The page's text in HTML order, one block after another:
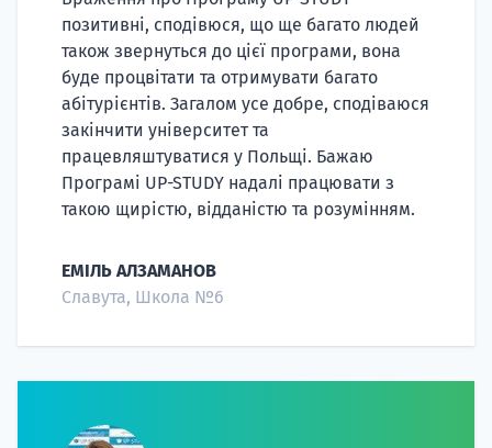
позитивні, сподівюся, що ще багато людей
також звернуться до цієї програми, вона
буде процвітати та отримувати багато
абітурієнтів. Загалом усе добре, сподіваюся
закінчити університет та
працевляштуватися у Польщі. Бажаю
Програмі UP-STUDY надалі працювати з
такою щирістю, відданістю та розумінням.
ЕМІЛЬ АЛЗАМАНОВ
Славута, Школа №6